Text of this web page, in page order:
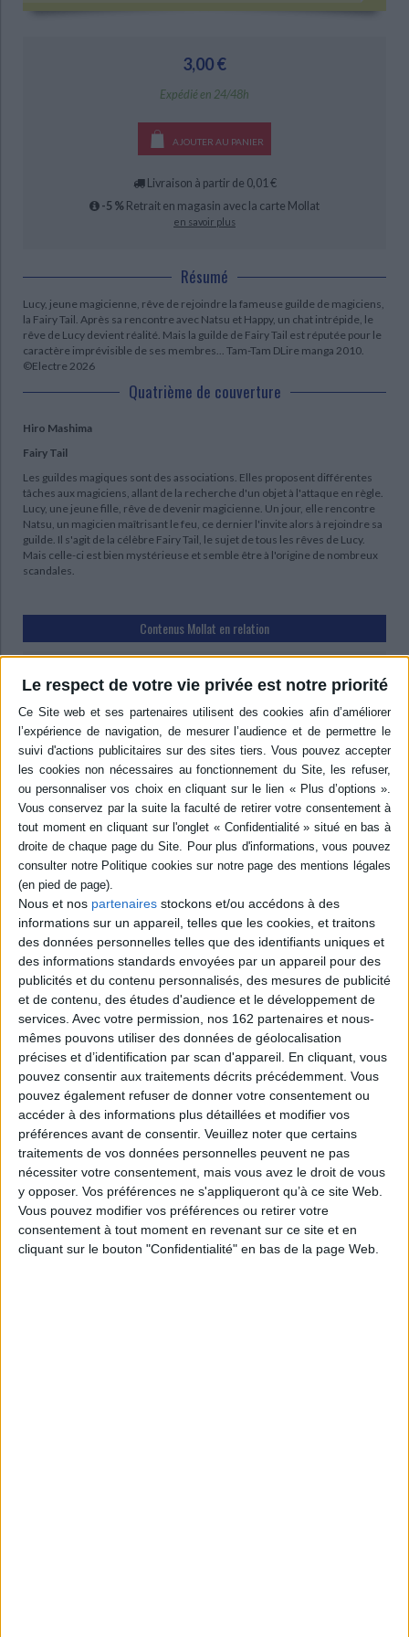
Le respect de votre vie privée est notre priorité
Nous et nos partenaires stockons et/ou accédons à des
informations sur un appareil, telles que les cookies, et traitons
des données personnelles telles que des identifiants uniques et
des informations standards envoyées par un appareil pour des
publicités et du contenu personnalisés, des mesures de publicité
et de contenu, des études d'audience et le développement de
services. Avec votre permission, nos 162 partenaires et nous-
mêmes pouvons utiliser des données de géolocalisation
précises et d’identification par scan d'appareil. En cliquant, vous
pouvez consentir aux traitements décrits précédemment. Vous
pouvez également refuser de donner votre consentement ou
accéder à des informations plus détaillées et modifier vos
préférences avant de consentir. Veuillez noter que certains
traitements de vos données personnelles peuvent ne pas
nécessiter votre consentement, mais vous avez le droit de vous
y opposer. Vos préférences ne s'appliqueront qu’à ce site Web.
Vous pouvez modifier vos préférences ou retirer votre
consentement à tout moment en revenant sur ce site et en
cliquant sur le bouton "Confidentialité" en bas de la page Web.
3,00 €
Expédié en 24/48h
AJOUTER AU PANIER
Livraison à partir de 0,01 €
-5 % Retrait en magasin avec la carte Mollat
en savoir plus
Résumé
Lucy, jeune magicienne, rêve de rejoindre la fameuse guilde de magiciens,
la Fairy Tail. Après sa rencontre avec Natsu et Happy, un chat intrépide, le
rêve de Lucy devient réalité. Mais la guilde de Fairy Tail est réputée pour le
caractère imprévisible de ses membres... Tam-Tam DLire manga 2010.
©Electre 2026
Quatrième de couverture
Hiro Mashima
Fairy Tail
Les guildes magiques sont des associations. Elles proposent différentes
tâches aux magiciens, allant de la recherche d'un objet à l'attaque en règle.
Lucy, une jeune fille, rêve de devenir magicienne. Un jour, elle rencontre
Natsu, un magicien maîtrisant le feu, ce dernier l'invite alors à rejoindre sa
guilde. Il s'agit de la célèbre Fairy Tail, le sujet de tous les rêves de Lucy.
Mais celle-ci est bien mystérieuse et semble être à l'origine de nombreux
scandales.
Contenus Mollat en relation
Sélections de livres
BD Manga Mangas Manga #2024
Hiro Mashima
Hiro Mashima est connu dans nos contrées principalement pour la
trépidante saga Fairy Tail, mais connaissez vous ses autres oeuvres ?
Venez (re)découvrir ces séries !
Monster hunter orage.
Vol. 1
Auteur :Hiro Mashima
Éditeur :Pika
7,20 €
Fairy Tail. Vol. 1
Auteur :Hiro Mashima
Éditeur :
3,00 €
Dossiers